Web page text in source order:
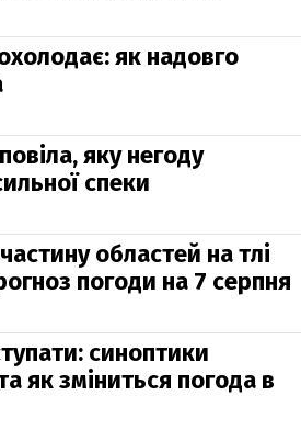
як надовго
яку негоду
спеки
областей на тлі
погоди на 7 серпня
синоптики
як зміниться погода в